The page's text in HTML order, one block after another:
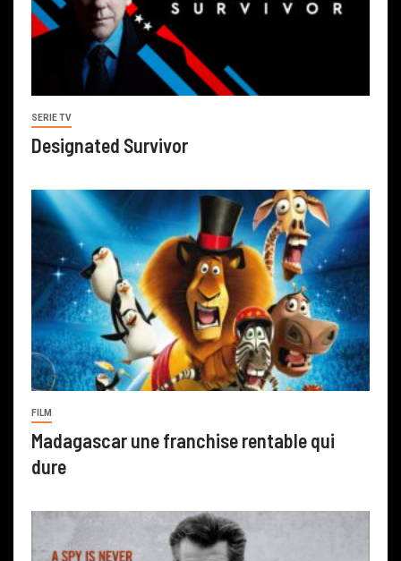
SERIE TV
Designated Survivor
FILM
Madagascar une franchise rentable qui
dure